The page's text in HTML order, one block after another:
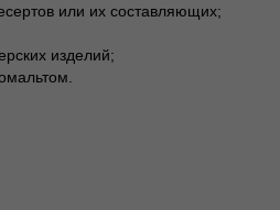
или их составляющих;
изделий;